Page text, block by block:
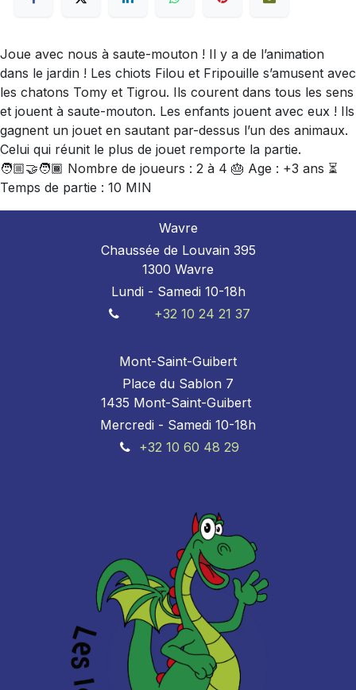
Joue avec nous à saute-mouton ! Il y a de l’animation
dans le jardin ! Les chiots Filou et Fripouille s’amusent avec
les chatons Tomy et Tigrou. Ils courent dans tous les sens
et jouent à saute-mouton. Les enfants jouent avec eux ! Ils
gagnent un jouet en sautant par-dessus l’un des animaux.
Celui qui réunit le plus de jouet remporte la partie.
🧑🏼‍🤝‍🧑🏾 Nombre de joueurs : 2 à 4 🎂 Age : +3 ans ⏳
Temps de partie : 10 MIN
Wavre
Chaussée de Louvain 395
1300 Wavre
Lundi - Samedi 10-18h
+32 10 24 21 37
Mont-Saint-Guibert
Place du Sablon 7
1435 Mont-Saint-Guibert
Mercredi - Samedi 10-18h
+32 10 60 48 29